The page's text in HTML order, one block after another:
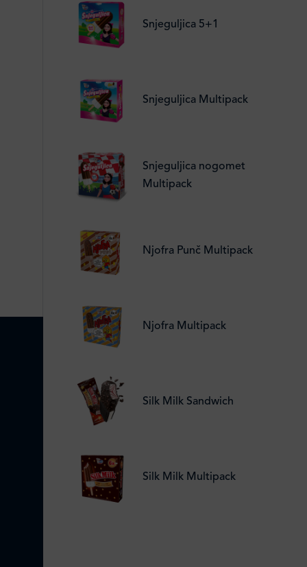
Snjeguljica 5+1
Snjeguljica Multipack
Snjeguljica nogomet
Multipack
Njofra Punč Multipack
Njofra Multipack
Silk Milk Sandwich
Silk Milk Multipack